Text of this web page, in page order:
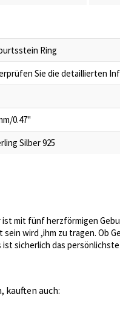
Ring
Sie die detaillierten
0.47"
Silber 925
ist mit fünf herzförmigen
wird ,ihm zu tragen. Ob
sicherlich das
kauften auch: